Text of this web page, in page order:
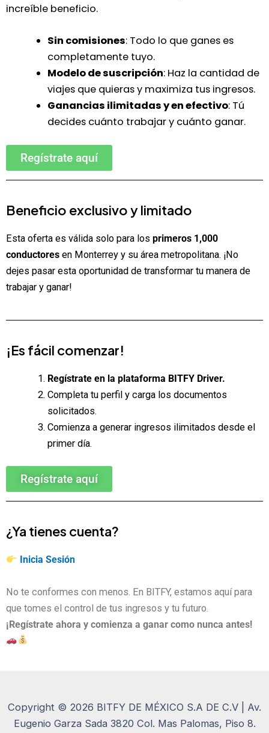
increíble beneficio.
Sin comisiones: Todo lo que ganes es
completamente tuyo.
Modelo de suscripción: Haz la cantidad de
viajes que quieras y maximiza tus ingresos.
Ganancias ilimitadas y en efectivo: Tú
decides cuánto trabajar y cuánto ganar.
Regístrate aquí
Beneficio exclusivo y limitado
Esta oferta es válida solo para los primeros 1,000
conductores en Monterrey y su área metropolitana. ¡No
dejes pasar esta oportunidad de transformar tu manera de
trabajar y ganar!
¡Es fácil comenzar!
Regístrate en la plataforma BITFY Driver.
Completa tu perfil y carga los documentos
solicitados.
Comienza a generar ingresos ilimitados desde el
primer día.
Regístrate aquí
¿Ya tienes cuenta?
Inicia Sesión
No te conformes con menos. En BITFY, estamos aquí para
que tomes el control de tus ingresos y tu futuro.
¡Regístrate ahora y comienza a ganar como nunca antes!
Copyright © 2026 BITFY DE MÉXICO S.A DE C.V | Av.
Eugenio Garza Sada 3820 Col. Mas Palomas, Piso 8.